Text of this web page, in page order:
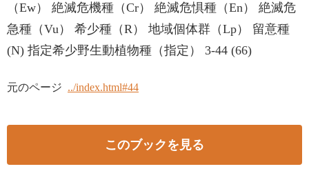
（Ew） 絶滅危機種（Cr） 絶滅危惧種（En） 絶滅危
急種（Vu） 希少種（R） 地域個体群（Lp） 留意種
(N) 指定希少野生動植物種（指定） 3-44 (66)
元のページ ../index.html#44
このブックを見る